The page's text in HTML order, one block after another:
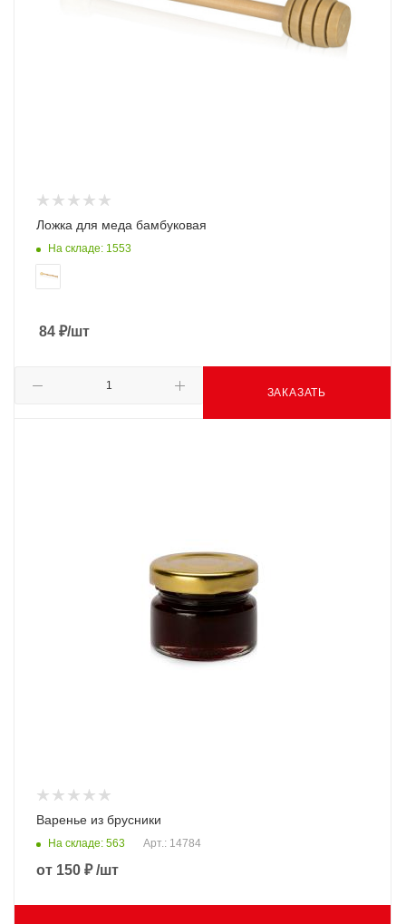
Ложка для меда бамбуковая
На складе: 1553
84 ₽/шт
ЗАКАЗАТЬ
Варенье из брусники
На складе: 563 Арт.: 14784
от 150 ₽ /шт